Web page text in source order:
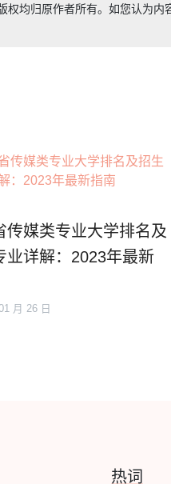
权均归原作者所有。如您认为内
传媒类专业大学排名及
业详解：2023年最新
月 26 日
热词